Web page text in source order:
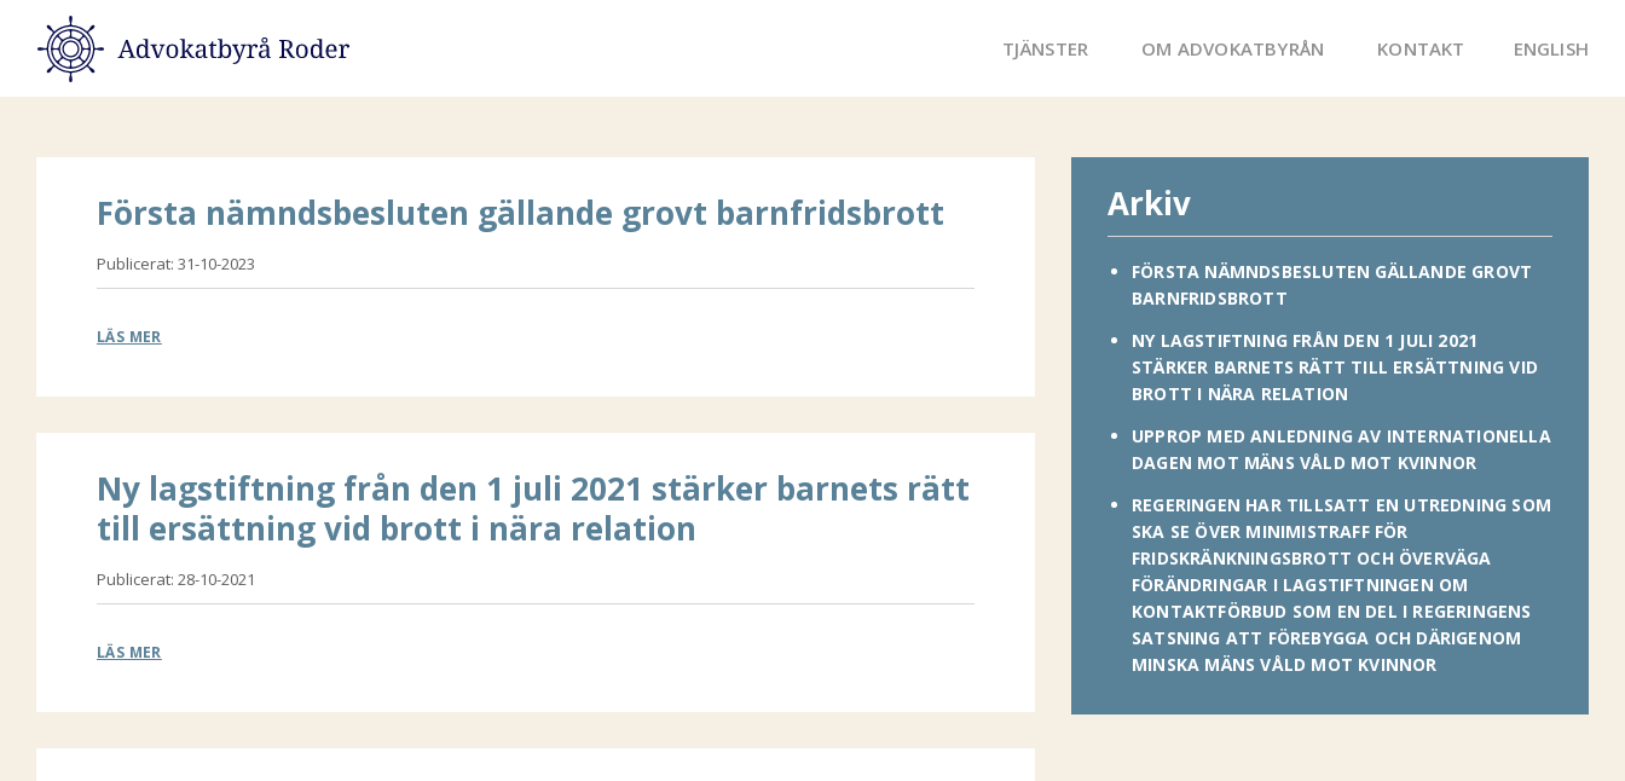
Advokatbyrå
Roder
TJÄNSTER OM ADVOKATBYRÅN KONTAKT ENGLISH
Första nämndsbesluten gällande grovt barnfridsbrott
Publicerat: 31-10-2023
LÄS MER
Ny lagstiftning från den 1 juli 2021 stärker barnets rätt
till ersättning vid brott i nära relation
Publicerat: 28-10-2021
LÄS MER
Arkiv
FÖRSTA NÄMNDSBESLUTEN GÄLLANDE GROVT
BARNFRIDSBROTT
NY LAGSTIFTNING FRÅN DEN 1 JULI 2021
STÄRKER BARNETS RÄTT TILL ERSÄTTNING VID
BROTT I NÄRA RELATION
UPPROP MED ANLEDNING AV INTERNATIONELLA
DAGEN MOT MÄNS VÅLD MOT KVINNOR
REGERINGEN HAR TILLSATT EN UTREDNING SOM
SKA SE ÖVER MINIMISTRAFF FÖR
FRIDSKRÄNKNINGSBROTT OCH ÖVERVÄGA
FÖRÄNDRINGAR I LAGSTIFTNINGEN OM
KONTAKTFÖRBUD SOM EN DEL I REGERINGENS
SATSNING ATT FÖREBYGGA OCH DÄRIGENOM
MINSKA MÄNS VÅLD MOT KVINNOR